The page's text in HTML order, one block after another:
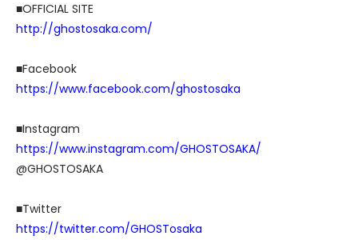
■OFFICIAL SITE
http://ghostosaka.com/
■Facebook
https://www.facebook.com/ghostosaka
■Instagram
https://www.instagram.com/GHOSTOSAKA/
@GHOSTOSAKA
■Twitter
https://twitter.com/GHOSTosaka